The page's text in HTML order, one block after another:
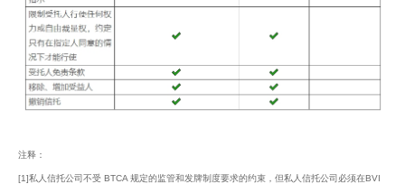
注释：
[1]私人信托公司不受 BTCA 规定的监管和发牌制度要求的约束，但私人信托公司必须在BVI